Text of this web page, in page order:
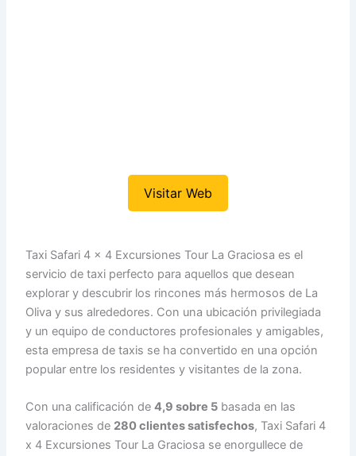
Visitar Web
Taxi Safari 4 x 4 Excursiones Tour La Graciosa es el
servicio de taxi perfecto para aquellos que desean
explorar y descubrir los rincones más hermosos de La
Oliva y sus alrededores. Con una ubicación privilegiada
y un equipo de conductores profesionales y amigables,
esta empresa de taxis se ha convertido en una opción
popular entre los residentes y visitantes de la zona.
Con una calificación de4,9 sobre 5 basada en las
valoraciones de 280 clientes satisfechos, Taxi Safari 4
x 4 Excursiones Tour La Graciosa se enorgullece de